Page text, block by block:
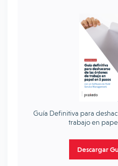
Guía Definitiva para
trabajo en
Descargar